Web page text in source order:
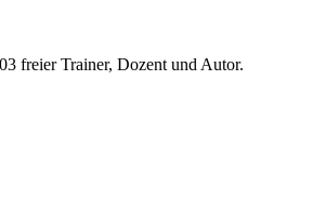
freier Trainer, Dozent und Autor.